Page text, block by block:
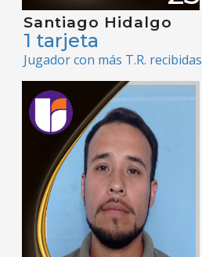
Santiago Hidalgo
1 tarjeta
Jugador con más T.R. recibidas